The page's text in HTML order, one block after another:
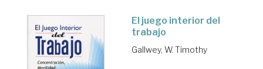
El juego interior del
trabajo
Gallwey, W. Timothy